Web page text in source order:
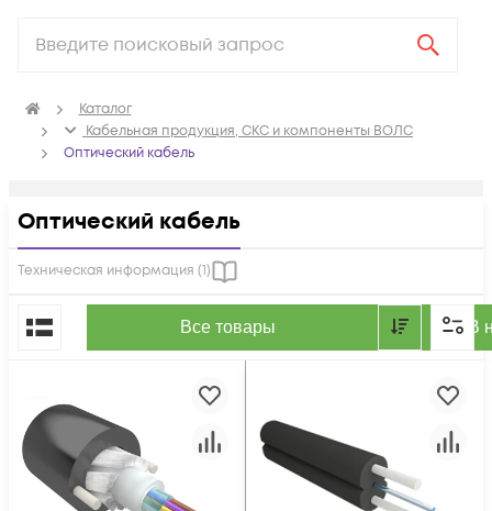
Каталог
Кабельная продукция, СКС и компоненты ВОЛС
Оптический кабель
Оптический кабель
Техническая информация (1)
Все товары В
По популярности